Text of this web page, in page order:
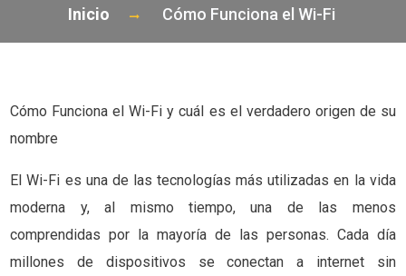
Inicio Cómo Funciona el Wi-Fi
Cómo Funciona el Wi-Fi y cuál es el verdadero origen de su
nombre
El Wi-Fi es una de las tecnologías más utilizadas en la vida
moderna y, al mismo tiempo, una de las menos
comprendidas por la mayoría de las personas. Cada día
millones de dispositivos se conectan a internet sin